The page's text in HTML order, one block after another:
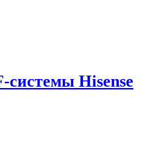
Hisense